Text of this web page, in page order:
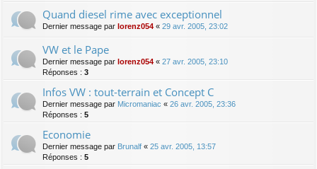
Quand diesel rime avec exceptionnel
Dernier message par lorenz054 « 29 avr. 2005, 23:02
VW et le Pape
Dernier message par lorenz054 « 27 avr. 2005, 23:10
Réponses : 3
Infos VW : tout-terrain et Concept C
Dernier message par Micromaniac « 26 avr. 2005, 23:36
Réponses : 5
Economie
Dernier message par Brunalf « 25 avr. 2005, 13:57
Réponses : 5